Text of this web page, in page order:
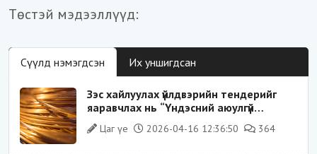
Төстэй мэдээллүүд:
Сүүлд нэмэгдсэн Их уншигдсан
Зэс хайлуулах үйлдвэрийн тендерийг
яаравчлах нь “Үндэсний аюулгүй
байдал“-д эрсдэлтэй юу?
Цаг үе 2026-04-16 12:36:50 364